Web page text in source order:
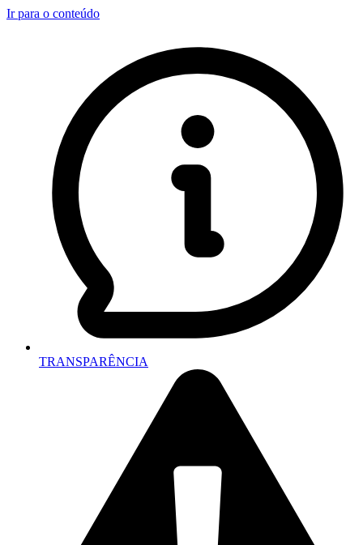
Ir para o conteúdo
TRANSPARÊNCIA